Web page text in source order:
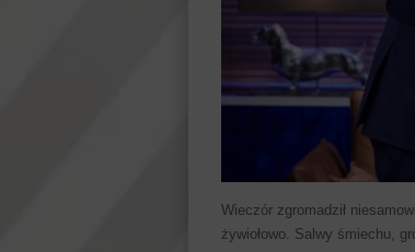
Wieczór zgromadził
żywiołowo. Salwy śmiechu,